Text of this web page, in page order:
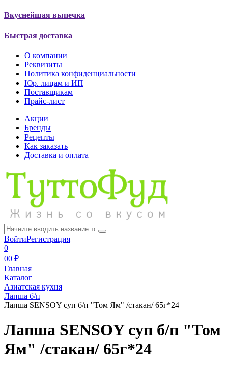
Вкуснейшая выпечка
Быстрая доставка
О компании
Реквизиты
Политика конфиденциальности
Юр. лицам и ИП
Поставщикам
Прайс-лист
Акции
Бренды
Рецепты
Как заказать
Доставка и оплата
ВойтиРегистрация
0
00 ₽
Главная
Каталог
Азиатская кухня
Лапша б/п
Лапша SENSOY суп б/п "Том Ям" /стакан/ 65г*24
Лапша SENSOY суп б/п "Том
Ям" /стакан/ 65г*24